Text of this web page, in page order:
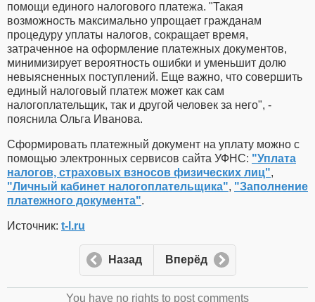
помощи единого налогового платежа. "Такая
возможность максимально упрощает гражданам
процедуру уплаты налогов, сокращает время,
затраченное на оформление платежных документов,
минимизирует вероятность ошибки и уменьшит долю
невыясненных поступлений. Еще важно, что совершить
единый налоговый платеж может как сам
налогоплательщик, так и другой человек за него", -
пояснила Ольга Иванова.
Сформировать платежный документ на уплату можно с
помощью электронных сервисов сайта УФНС: "Уплата
налогов, страховых взносов физических лиц",
"Личный кабинет налогоплательщика", "Заполнение
платежного документа".
Источник: t-l.ru
Назад Вперёд
You have no rights to post comments